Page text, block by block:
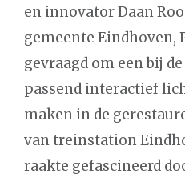
en innovator Daan
gemeente Eindhoven,
gevraagd om een bij
passend interactief
maken in de
van treinstation
raakte gefascineerd